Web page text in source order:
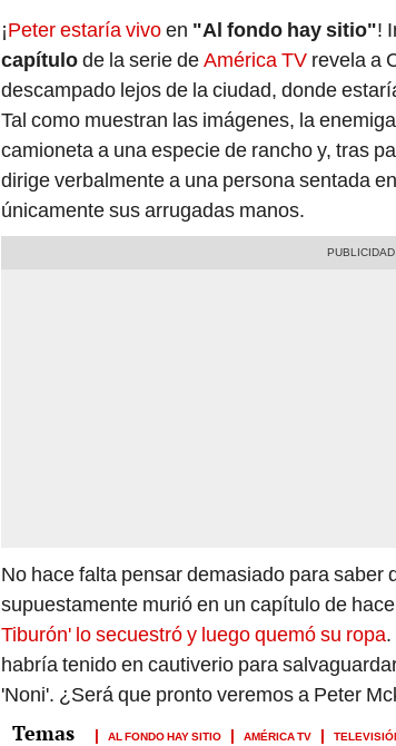
¡Peter estaría vivoen "Al fondo hay sitio"!
capítulode la serie deAmérica TV revela a
descampado lejos de la ciudad, donde
Tal como muestran las imágenes, la
camioneta a una especie de rancho y, tras
dirige verbalmente a una persona sentada
únicamente sus arrugadas manos.
No hace falta pensar demasiado para saber
supuestamente murió en un capítulo de
Tiburón' lo secuestró y luego quemó su ropa
habría tenido en cautiverio para
'Noni'. ¿Será que pronto veremos a Peter
AL FONDO HAY SITIO AMÉRICA TV